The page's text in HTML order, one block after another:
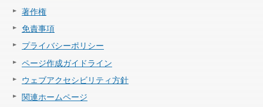
著作権
免責事項
プライバシーポリシー
ページ作成ガイドライン
ウェブアクセシビリティ方針
関連ホームページ